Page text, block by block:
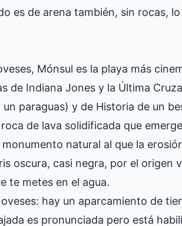
es de arena también, sin rocas,
Mónsul es la playa más
de Indiana Jones y la Última
paraguas) y de Historia de un
de lava solidificada que
natural al que la
oscura, casi negra, por el origen
te metes en el agua.
hay un aparcamiento de
es pronunciada pero está